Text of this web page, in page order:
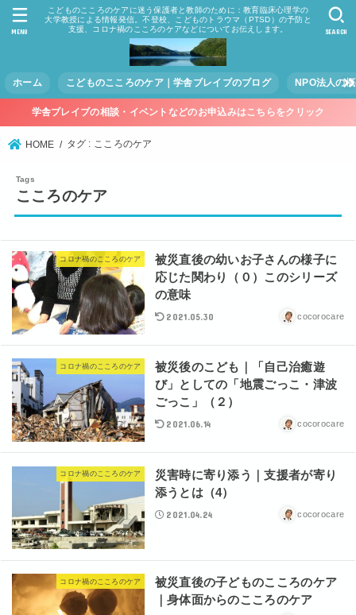
こどものこころのケアに迷う保護者と教師のために：教育臨床心理学の
大学教授による情報発信。不登校、こどものトラウマ（PTSD）の予防と
支援、コロナ禍のこころのケアなどについてお伝えします。
ホーム こどものこころのケア｜学舎ブレイブのブログ NPO法人の
SEARCH
MENU
学舎ブレイブの相談・イベントなどのお申込みはこちらをクリック
HOME タグ : こころのケア
こころのケア
コロナ禍のこころのケア
被災直後の幼いお子さんの様子に
応じた関わり（０）このシリーズ
の意味
2021.05.30 cocorocare
コロナ禍のこころのケア
被災後のこども｜「自己治癒遊
び」としての「地震ごっこ・津波
ごっこ」（２）
2021.06.14 cocorocare
コロナ禍のこころのケア
災害時に寄り添う｜支援者が寄り
添うとは（4）
2021.04.24 cocorocare
コロナ禍のこころのケア
被災直後の子どものこころのケア
｜身体面からのこころのケア